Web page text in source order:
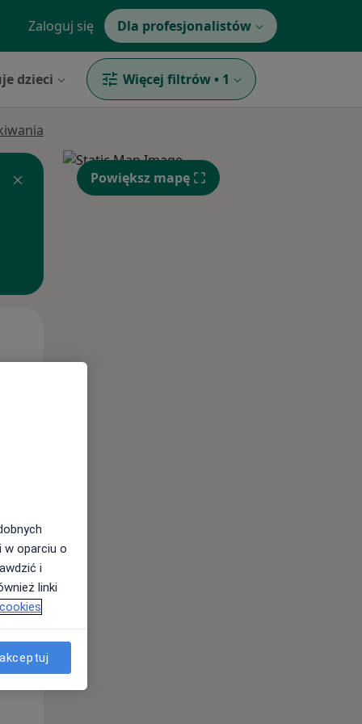
Zaloguj się Dla profesjonalistów
dzieci Więcej filtrów • 1
Pon,
10 Sie
Powiększ mapę
w oparciu o
i
linki